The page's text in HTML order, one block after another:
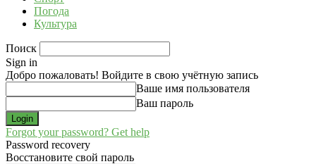
Погода
Культура
Поиск
Sign in
Добро пожаловать! Войдите в свою учётную запись
Ваше имя пользователя
Ваш пароль
Forgot your password? Get help
Password recovery
Восстановите свой пароль